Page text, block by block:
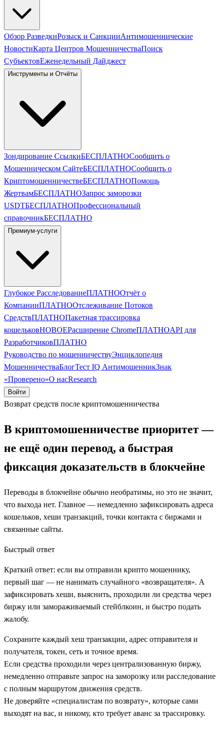
Обзор РазведкиРозыск и СанкцииАнтимошеннические
НовостиКарта Центров МошенничестваПоиск
СубъектовЕженедельный Дайджест
Инструменты и Отчёты
Зондирование СсылкиБЕСПЛАТНОСообщить о
Мошенническом СайтеБЕСПЛАТНОСообщить о
КриптомошенничествеБЕСПЛАТНОПомощь
ЖертвамБЕСПЛАТНОЗапрос заморозки
USDTБЕСПЛАТНОПрофессиональный
справочникБЕСПЛАТНО
Премиум-услуги
Глубокое РасследованиеПЛАТНООтчёт о
КомпанииПЛАТНООтслеживание Потоков
СредствПЛАТНОПакетная трассировка
кошельковНОВОЕРасширение ChromeПЛАТНОAPI для
РазработчиковПЛАТНО
Руководство по мошенничествуЭнциклопедия
МошенничестваБлогТест IQ АнтимошенникЗнак
«Проверено»О насResearch
Войти
Возврат средств после криптомошенничества
В криптомошенничестве приоритет —
не ещё один перевод, а быстрая
фиксация доказательств в блокчейне
Переводы в блокчейне обычно необратимы, но это не значит,
что выхода нет. Главное — немедленно зафиксировать адреса
кошельков, хеши транзакций, точки контакта с биржами и
связанные сайты.
Быстрый ответ
Краткий ответ: если вы отправили крипто мошеннику,
первый шаг — не нанимать случайного «возвращателя». А
зафиксировать хеши, выяснить, проходили ли средства через
биржу или замораживаемый стейблкоин, и быстро подать
жалобу.
Сохраните каждый хеш транзакции, адрес отправителя и
получателя, токен, сеть и точное время.
Если средства проходили через централизованную биржу,
немедленно отправьте запрос на заморозку или расследование
с полным маршрутом движения средств.
Не доверяйте «специалистам по возврату», которые сами
выходят на вас, и никому, кто требует аванс за трассировку.